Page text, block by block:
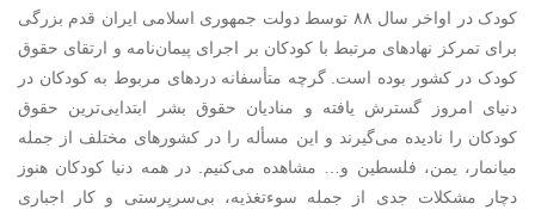
کودک در اواخر سال ۸۸ توسط دولت جمهوری اسلامی ایران قدم بزرگی
برای تمرکز نهادهای مرتبط با کودکان بر اجرای پیمان‌نامه و ارتقای حقوق
کودک در کشور بوده است. گرچه متأسفانه دردهای مربوط به کودکان در
دنیای امروز گسترش یافته و منادیان حقوق بشر ابتدایی‌ترین حقوق
کودکان را نادیده می‌گیرند و این مسأله را در کشورهای مختلف از جمله
میانمار، یمن، فلسطین و… مشاهده می‌کنیم. در همه دنیا کودکان هنوز
دچار مشکلات جدی از جمله سوءتغذیه، بی‌سرپرستی و کار اجباری